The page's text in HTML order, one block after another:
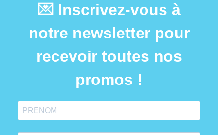
💌 Inscrivez-vous à
notre newsletter pour
recevoir toutes nos
promos !